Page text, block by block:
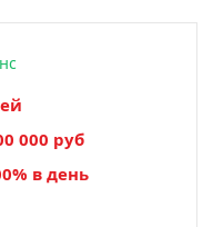
000 руб
в день